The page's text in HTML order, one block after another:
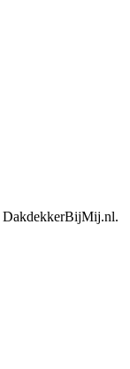
DakdekkerBijMij.nl.